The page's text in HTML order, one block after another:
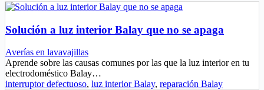
Solución a luz interior Balay que no se apaga
Averías en lavavajillas
Aprende sobre las causas comunes por las que la luz interior en tu
electrodoméstico Balay…
interruptor defectuoso, luz interior Balay, reparación Balay